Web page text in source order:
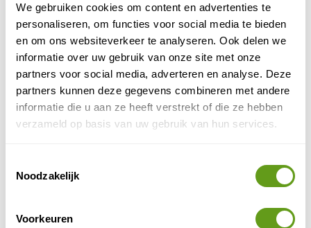
We gebruiken cookies om content en advertenties te
personaliseren, om functies voor social media te bieden
en om ons websiteverkeer te analyseren. Ook delen we
informatie over uw gebruik van onze site met onze
partners voor social media, adverteren en analyse. Deze
partners kunnen deze gegevens combineren met andere
informatie die u aan ze heeft verstrekt of die ze hebben
verzameld op basis van uw gebruik van hun services.
Noodzakelijk
Voorkeuren
Zweden. Hier krijgen de dieren volop ruimte in een
natuurlijke omgeving en ze zien er goed verzorgd uit.
Echte elandliefhebbers kunnen hun hart ophalen in het
naastgelegen winkeltje vol elandensouvenirs!